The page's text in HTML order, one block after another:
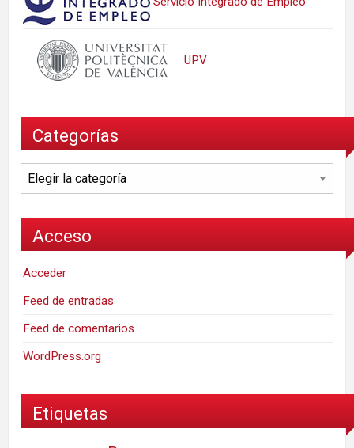
UPV
Categorías
Categorías
Acceso
Acceder
Feed de entradas
Feed de comentarios
WordPress.org
Etiquetas